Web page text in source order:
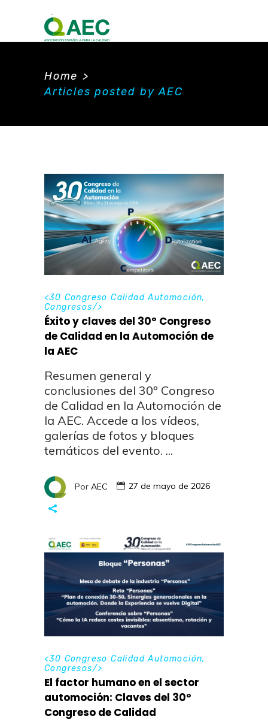
Home >
Articles posted by AEC
<30 Congreso Calidad Automoción,
Congresos/>
Éxito y claves del 30º Congreso
de Calidad en la Automoción de
la AEC
Resumen general y
conclusiones del 30º Congreso
de Calidad en la Automoción de
la AEC. Accede a los vídeos,
galerías de fotos y bloques
temáticos del evento.
Por AEC 27 de mayo de 2026
<30 Congreso Calidad Automoción,
Congresos/>
El factor humano en el sector
automoción: Claves del 30º
Congreso de Calidad